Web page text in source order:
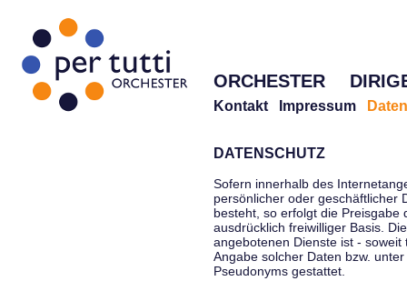
ORCHESTER
Kontakt Impressum
DATENSCHUTZ
Sofern innerhalb des
persönlicher oder geschäftlicher
besteht, so erfolgt die Preisgabe
ausdrücklich freiwilliger Basis.
angebotenen Dienste ist -
Angabe solcher Daten bzw.
Pseudonyms gestattet.